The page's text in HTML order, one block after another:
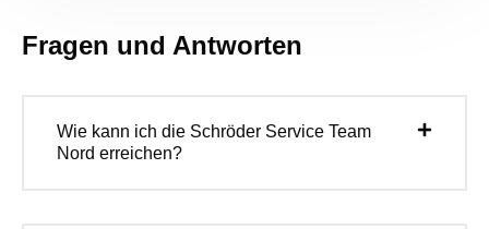
Fragen und Antworten
Wie kann ich die Schröder Service Team
Nord erreichen?